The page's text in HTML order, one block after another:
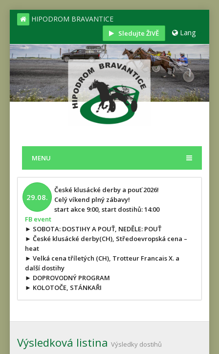
HIPODROM BRAVANTICE
Sledujte ŽIVĚ Lang
MENU
29.08.
České klusácké derby a pouť 2026!
Celý víkend plný zábavy!
start akce 9:00, start dostihů: 14:00
FB event
► SOBOTA: DOSTIHY A POUŤ, NEDĚLE: POUŤ
► České klusácké derby(CH), Středoevropská cena –
heat
► Velká cena tříletých (CH), Trotteur Francais X. a
další dostihy
► DOPROVODNÝ PROGRAM
► KOLOTOČE, STÁNKAŘI
Výsledková listina Výsledky dostihů